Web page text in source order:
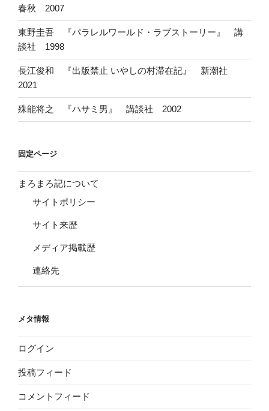
春秋 2007
東野圭吾 『パラレルワールド・ラブストーリー』 講
談社 1998
長江俊和 『出版禁止 いやしの村滞在記』 新潮社
2021
殊能将之 『ハサミ男』 講談社 2002
固定ページ
まろまろ記について
サイトポリシー
サイト来歴
メディア掲載歴
連絡先
メタ情報
ログイン
投稿フィード
コメントフィード